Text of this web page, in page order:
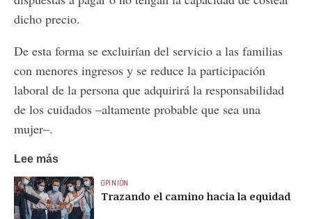
dicho precio.
De esta forma se excluirían del servicio a las familias
con menores ingresos y se reduce la participación
laboral de la persona que adquirirá la responsabilidad
de los cuidados –altamente probable que sea una
mujer–.
Lee más
OPINIÓN
Trazando el camino hacia la equidad